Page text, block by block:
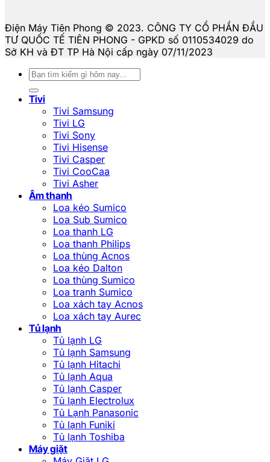
Điện Máy Tiên Phong © 2023. CÔNG TY CỔ PHẦN ĐẦU
TƯ QUỐC TẾ TIÊN PHONG - GPKD số 0110534029 do
Sở KH và ĐT TP Hà Nội cấp ngày 07/11/2023
Tìm
kiếm:
Tivi
Tivi Samsung
Tivi LG
Tivi Sony
Tivi Hisense
Tivi Casper
Tivi CooCaa
Tivi Asher
Âm thanh
Loa kéo Sumico
Loa Sub Sumico
Loa thanh LG
Loa thanh Philips
Loa thùng Acnos
Loa kéo Dalton
Loa thùng Sumico
Loa tranh Sumico
Loa xách tay Acnos
Loa xách tay Aurec
Tủ lạnh
Tủ lạnh LG
Tủ lạnh Samsung
Tủ lạnh Hitachi
Tủ lạnh Aqua
Tủ lạnh Casper
Tủ lạnh Electrolux
Tủ Lạnh Panasonic
Tủ lạnh Funiki
Tủ lạnh Toshiba
Máy giặt